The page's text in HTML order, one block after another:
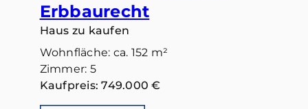
Erbbaurecht
Haus zu kaufen
Wohnfläche: ca. 152 m²
Zimmer: 5
Kaufpreis: 749.000 €